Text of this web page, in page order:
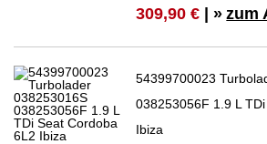
309,90 € | » zum
54399700023
038253056F 1.9 L
Ibiza